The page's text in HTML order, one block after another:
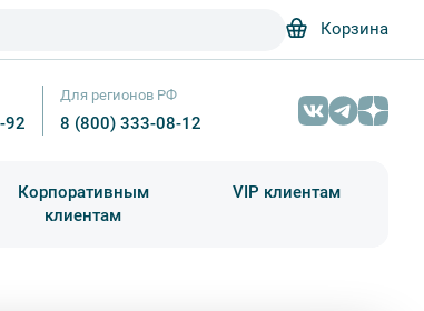
Корзина
92
Для регионов РФ
8 (800) 333-08-12
Корпоративным
клиентам
VIP клиентам